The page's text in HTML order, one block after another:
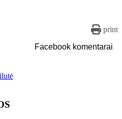
print
Facebook komentarai